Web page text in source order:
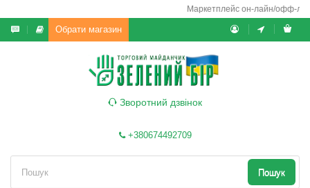
Маркетплейс он-лайн/офф-лайн
Обрати магазин
Зворотний дзвінок
+380674492709
Пошук